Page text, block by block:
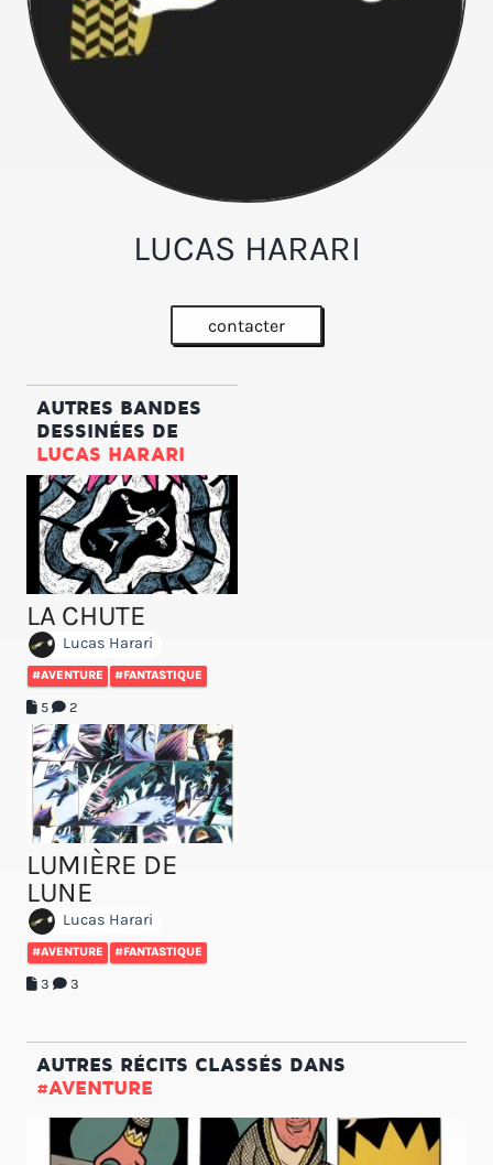
LUCAS HARARI
contacter
AUTRES BANDES
DESSINÉES DE
LUCAS HARARI
LA CHUTE
Lucas Harari
#AVENTURE #FANTASTIQUE
5 2
LUMIÈRE DE
LUNE
Lucas Harari
#AVENTURE #FANTASTIQUE
3 3
AUTRES RÉCITS CLASSÉS DANS
#AVENTURE